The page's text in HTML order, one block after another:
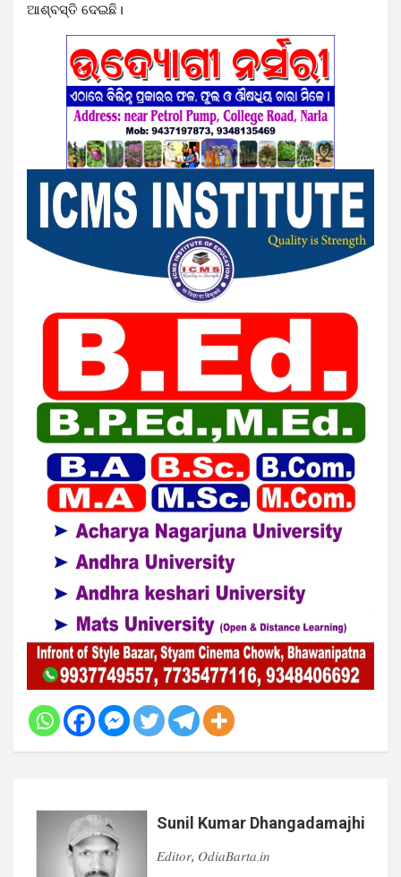
ଆଶ୍ବସ୍ତି ଦେଇଛି।
Sunil Kumar Dhangadamajhi
𝐸𝑑𝑖𝑡𝑜𝑟, 𝑂𝑑𝑖𝑎𝐵𝑎𝑟𝑡𝑎.𝑖𝑛